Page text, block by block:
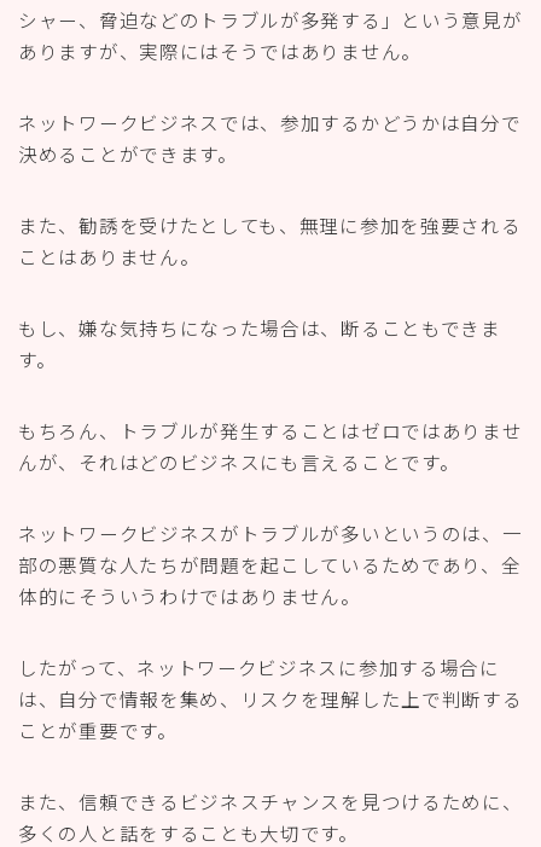
シャー、脅迫などのトラブルが多発する」という意見が
ありますが、実際にはそうではありません。
ネットワークビジネスでは、参加するかどうかは自分で
決めることができます。
また、勧誘を受けたとしても、無理に参加を強要される
ことはありません。
もし、嫌な気持ちになった場合は、断ることもできま
す。
もちろん、トラブルが発生することはゼロではありませ
んが、それはどのビジネスにも言えることです。
ネットワークビジネスがトラブルが多いというのは、一
部の悪質な人たちが問題を起こしているためであり、全
体的にそういうわけではありません。
したがって、ネットワークビジネスに参加する場合に
は、自分で情報を集め、リスクを理解した上で判断する
ことが重要です。
また、信頼できるビジネスチャンスを見つけるために、
多くの人と話をすることも大切です。